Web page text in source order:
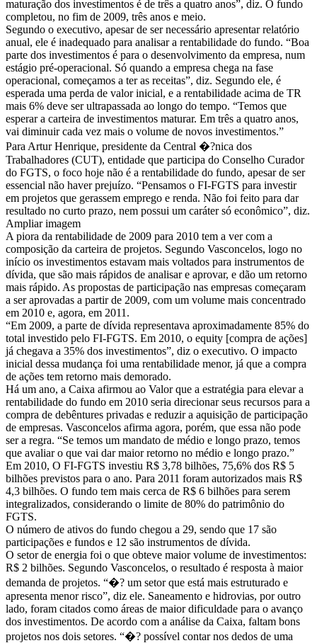
maturação dos investimentos é de três a quatro anos”, diz. O fundo
completou, no fim de 2009, três anos e meio.
Segundo o executivo, apesar de ser necessário apresentar relatório
anual, ele é inadequado para analisar a rentabilidade do fundo. “Boa
parte dos investimentos é para o desenvolvimento da empresa, num
estágio pré-operacional. Só quando a empresa chega na fase
operacional, começamos a ter as receitas”, diz. Segundo ele, é
esperada uma perda de valor inicial, e a rentabilidade acima de TR
mais 6% deve ser ultrapassada ao longo do tempo. “Temos que
esperar a carteira de investimentos maturar. Em três a quatro anos,
vai diminuir cada vez mais o volume de novos investimentos.”
Para Artur Henrique, presidente da Central �?nica dos
Trabalhadores (CUT), entidade que participa do Conselho Curador
do FGTS, o foco hoje não é a rentabilidade do fundo, apesar de ser
essencial não haver prejuízo. “Pensamos o FI-FGTS para investir
em projetos que gerassem emprego e renda. Não foi feito para dar
resultado no curto prazo, nem possui um caráter só econômico”, diz.
Ampliar imagem
A piora da rentabilidade de 2009 para 2010 tem a ver com a
composição da carteira de projetos. Segundo Vasconcelos, logo no
início os investimentos estavam mais voltados para instrumentos de
dívida, que são mais rápidos de analisar e aprovar, e dão um retorno
mais rápido. As propostas de participação nas empresas começaram
a ser aprovadas a partir de 2009, com um volume mais concentrado
em 2010 e, agora, em 2011.
“Em 2009, a parte de dívida representava aproximadamente 85% do
total investido pelo FI-FGTS. Em 2010, o equity [compra de ações]
já chegava a 35% dos investimentos”, diz o executivo. O impacto
inicial dessa mudança foi uma rentabilidade menor, já que a compra
de ações tem retorno mais demorado.
Há um ano, a Caixa afirmou ao Valor que a estratégia para elevar a
rentabilidade do fundo em 2010 seria direcionar seus recursos para a
compra de debêntures privadas e reduzir a aquisição de participação
de empresas. Vasconcelos afirma agora, porém, que essa não pode
ser a regra. “Se temos um mandato de médio e longo prazo, temos
que avaliar o que vai dar maior retorno no médio e longo prazo.”
Em 2010, O FI-FGTS investiu R$ 3,78 bilhões, 75,6% dos R$ 5
bilhões previstos para o ano. Para 2011 foram autorizados mais R$
4,3 bilhões. O fundo tem mais cerca de R$ 6 bilhões para serem
integralizados, considerando o limite de 80% do patrimônio do
FGTS.
O número de ativos do fundo chegou a 29, sendo que 17 são
participações e fundos e 12 são instrumentos de dívida.
O setor de energia foi o que obteve maior volume de investimentos:
R$ 2 bilhões. Segundo Vasconcelos, o resultado é resposta à maior
demanda de projetos. “�? um setor que está mais estruturado e
apresenta menor risco”, diz ele. Saneamento e hidrovias, por outro
lado, foram citados como áreas de maior dificuldade para o avanço
dos investimentos. De acordo com a análise da Caixa, faltam bons
projetos nos dois setores. “�? possível contar nos dedos de uma